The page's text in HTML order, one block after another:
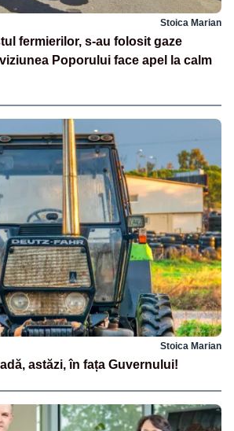
Stoica Marian
fermierilor, s-au folosit gaze
Poporului face apel la calm
Stoica Marian
astăzi, în fața Guvernului!